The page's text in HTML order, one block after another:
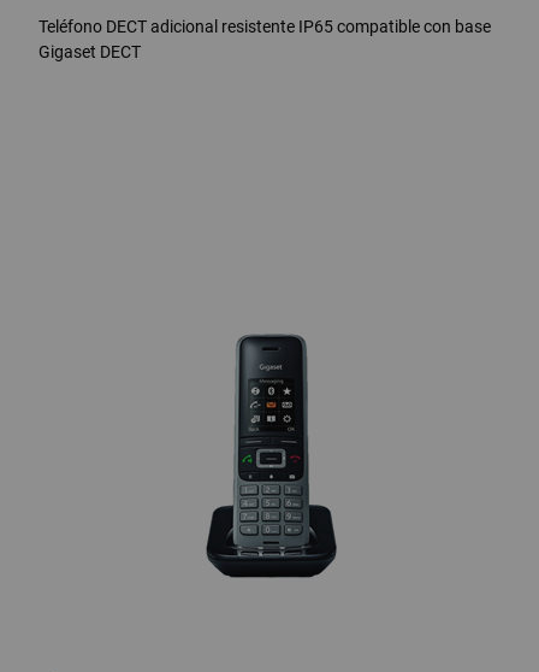
Teléfono DECT adicional resistente IP65 compatible con base
Gigaset DECT